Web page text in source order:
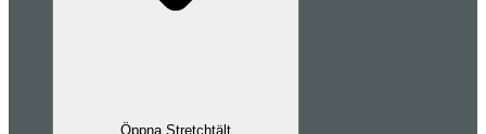
Öppna Stretchtält